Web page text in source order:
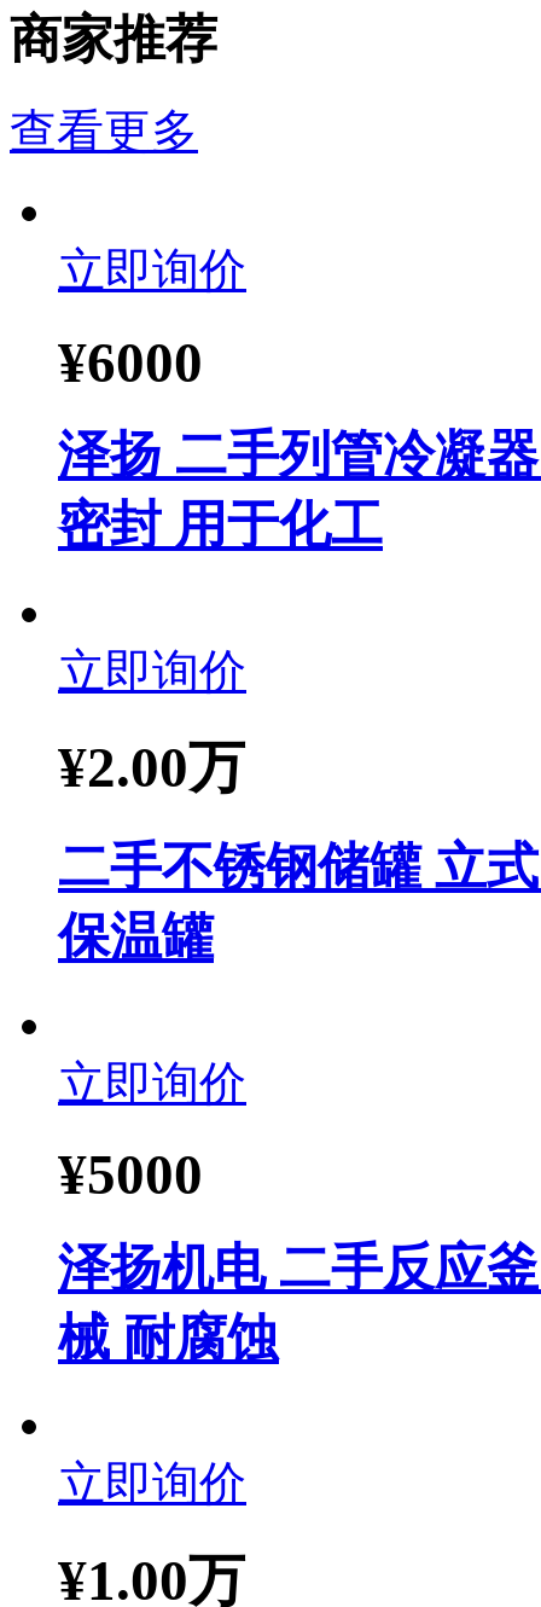
商家推荐
查看更多
立即询价
¥6000
泽扬 二手列管冷凝
密封 用于化工
立即询价
¥2.00万
二手不锈钢储罐 立
保温罐
立即询价
¥5000
泽扬机电 二手反应
械 耐腐蚀
立即询价
¥1.00万